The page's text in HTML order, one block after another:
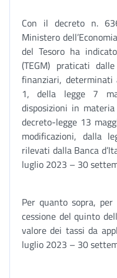
Con il decreto n.
Ministero
del Tesoro ha
(TEGM) praticati
finanziari, determinati
1, della legge 7
disposizioni in
decreto-legge 13
modificazioni, dalla
rilevati dalla Banca
luglio 2023 – 30
Per quanto sopra,
cessione del quinto
valore dei tassi da
luglio 2023 – 30